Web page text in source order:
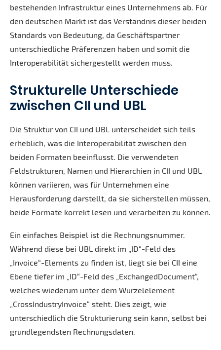
bestehenden Infrastruktur eines Unternehmens ab. Für
den deutschen Markt ist das Verständnis dieser beiden
Standards von Bedeutung, da Geschäftspartner
unterschiedliche Präferenzen haben und somit die
Interoperabilität sichergestellt werden muss.
Strukturelle Unterschiede
zwischen CII und UBL
Die Struktur von CII und UBL unterscheidet sich teils
erheblich, was die Interoperabilität zwischen den
beiden Formaten beeinflusst. Die verwendeten
Feldstrukturen, Namen und Hierarchien in CII und UBL
können variieren, was für Unternehmen eine
Herausforderung darstellt, da sie sicherstellen müssen,
beide Formate korrekt lesen und verarbeiten zu können.
Ein einfaches Beispiel ist die Rechnungsnummer.
Während diese bei UBL direkt im „ID“-Feld des
„Invoice“-Elements zu finden ist, liegt sie bei CII eine
Ebene tiefer im „ID“-Feld des „ExchangedDocument“,
welches wiederum unter dem Wurzelelement
„CrossIndustryInvoice“ steht. Dies zeigt, wie
unterschiedlich die Strukturierung sein kann, selbst bei
grundlegendsten Rechnungsdaten.